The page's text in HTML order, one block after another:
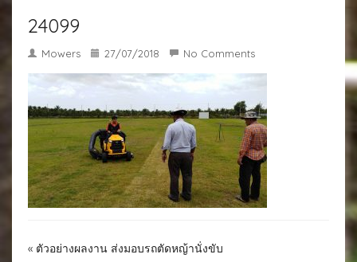
24099
Mowers 27/07/2018 No Comments
« ตัวอย่างผลงาน ส่งมอบรถตัดหญ้านั่งขับ